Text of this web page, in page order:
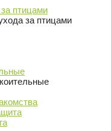
птицами
за птицами